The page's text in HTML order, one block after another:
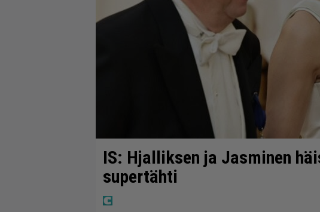
IS: Hjalliksen ja Jasminen
supertähti